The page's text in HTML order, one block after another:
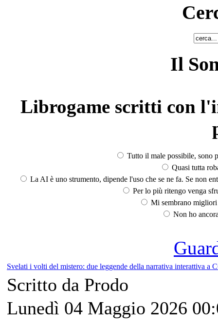
Il
Librogame scritti con
Tutto il male possibile, sono
Quasi tutta
La AI è uno strumento, dipende l'uso che se ne fa. Se non
Per lo più ritengo venga
Mi sembrano
Non ho
Svelati i volti del mistero: due leggende della narrativa interattiva a
Scritto da Prodo
Lunedì 04 Maggio 2026